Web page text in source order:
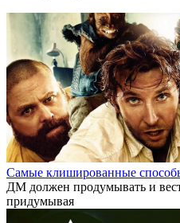
Самые клишированные
ДМ должен продумывать и
придумывая